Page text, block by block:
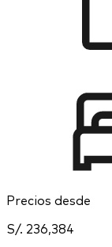
Precios desde
S/. 236,384